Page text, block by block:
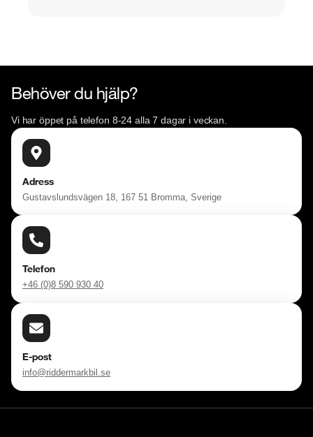
Behöver du hjälp?
Vi har öppet på telefon 8-24 alla 7 dagar i veckan.
Adress
Gustavslundsvägen 18, 167 51 Bromma, Sverige
Telefon
+46 (0)8 590 930 40
E-post
info@riddermarkbil.se